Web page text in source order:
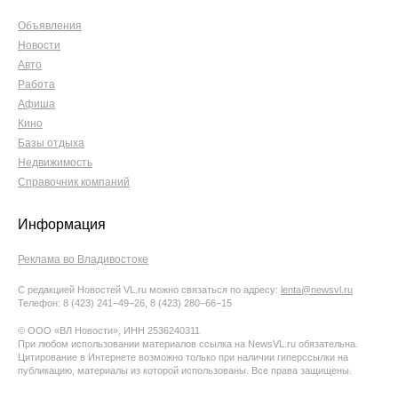
Объявления
Новости
Авто
Работа
Афиша
Кино
Базы отдыха
Недвижимость
Справочник компаний
Информация
Реклама во Владивостоке
С редакцией Новостей VL.ru можно связаться по адресу: lenta@newsvl.ru
Телефон: 8 (423) 241−49−26, 8 (423) 280−66−15
© ООО «ВЛ Новости», ИНН 2536240311
При любом использовании материалов ссылка на NewsVL.ru обязательна.
Цитирование в Интернете возможно только при наличии гиперссылки на
публикацию, материалы из которой использованы. Все права защищены.